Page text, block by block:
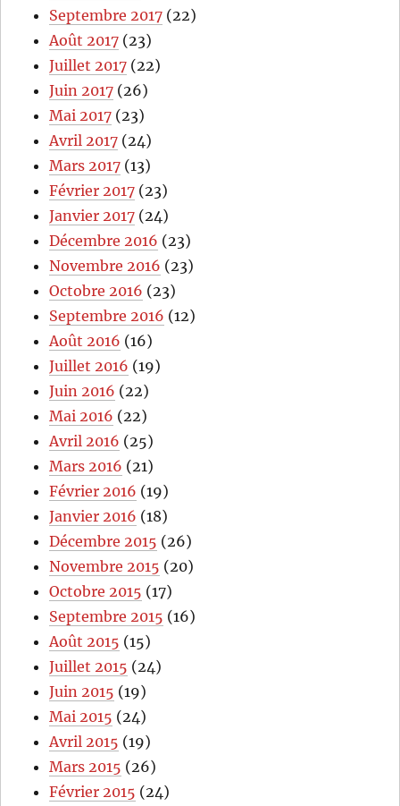
Septembre 2017 (22)
Août 2017 (23)
Juillet 2017 (22)
Juin 2017 (26)
Mai 2017 (23)
Avril 2017 (24)
Mars 2017 (13)
Février 2017 (23)
Janvier 2017 (24)
Décembre 2016 (23)
Novembre 2016 (23)
Octobre 2016 (23)
Septembre 2016 (12)
Août 2016 (16)
Juillet 2016 (19)
Juin 2016 (22)
Mai 2016 (22)
Avril 2016 (25)
Mars 2016 (21)
Février 2016 (19)
Janvier 2016 (18)
Décembre 2015 (26)
Novembre 2015 (20)
Octobre 2015 (17)
Septembre 2015 (16)
Août 2015 (15)
Juillet 2015 (24)
Juin 2015 (19)
Mai 2015 (24)
Avril 2015 (19)
Mars 2015 (26)
Février 2015 (24)